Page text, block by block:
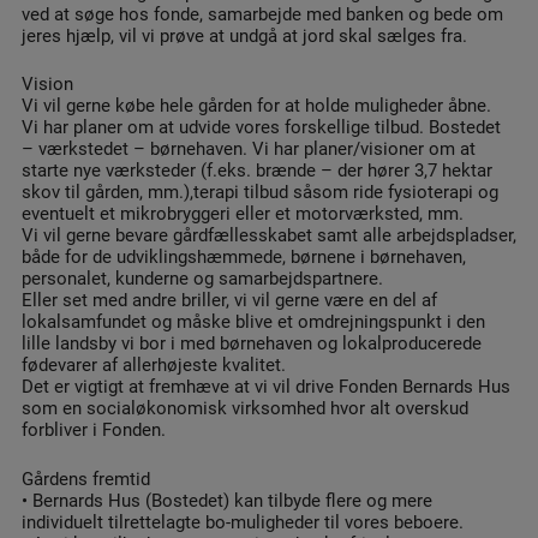
ved at søge hos fonde, samarbejde med banken og bede om
jeres hjælp, vil vi prøve at undgå at jord skal sælges fra.
Vision
Vi vil gerne købe hele gården for at holde muligheder åbne.
Vi har planer om at udvide vores forskellige tilbud. Bostedet
– værkstedet – børnehaven. Vi har planer/visioner om at
starte nye værksteder (f.eks. brænde – der hører 3,7 hektar
skov til gården, mm.),terapi tilbud såsom ride fysioterapi og
eventuelt et mikrobryggeri eller et motorværksted, mm.
Vi vil gerne bevare gårdfællesskabet samt alle arbejdspladser,
både for de udviklingshæmmede, børnene i børnehaven,
personalet, kunderne og samarbejdspartnere.
Eller set med andre briller, vi vil gerne være en del af
lokalsamfundet og måske blive et omdrejningspunkt i den
lille landsby vi bor i med børnehaven og lokalproducerede
fødevarer af allerhøjeste kvalitet.
Det er vigtigt at fremhæve at vi vil drive Fonden Bernards Hus
som en socialøkonomisk virksomhed hvor alt overskud
forbliver i Fonden.
Gårdens fremtid
• Bernards Hus (Bostedet) kan tilbyde flere og mere
individuelt tilrettelagte bo-muligheder til vores beboere.